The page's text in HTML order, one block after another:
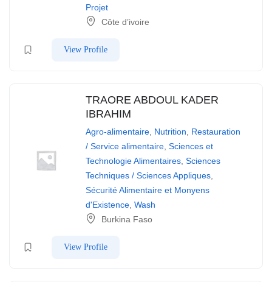
Projet
Côte d’ivoire
View Profile
TRAORE ABDOUL KADER
IBRAHIM
Agro-alimentaire, Nutrition, Restauration
/ Service alimentaire, Sciences et
Technologie Alimentaires, Sciences
Techniques / Sciences Appliques,
Sécurité Alimentaire et Monyens
d'Existence, Wash
Burkina Faso
View Profile